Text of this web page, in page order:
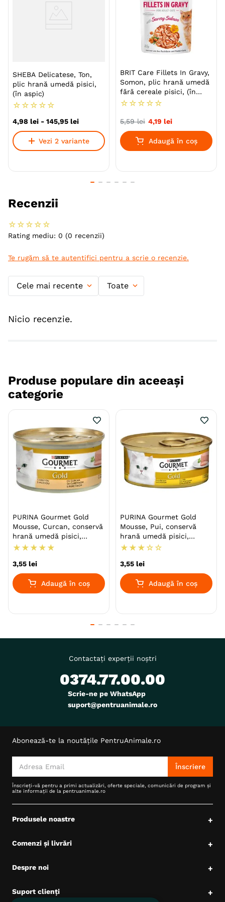
Aroma Pui Vita
Metoda de preparare Bucati De Carne
Ambalaj Plic
Producator Mars
SHEBA Delicatese, Ton,
plic hrană umedă pisici,
(în aspic)
☆ ☆ ☆ ☆ ☆
4,98 lei - 145,95 lei
Vezi 2 variante
BRIT Care Fillets In Gravy,
Somon, plic hrană umedă
fără cereale pisici, (în
sos), 85g
☆ ☆ ☆ ☆ ☆
5,59 lei 4,19 lei
Adaugă în coș
Recenzii
☆ ☆ ☆ ☆ ☆
Rating mediu: 0 (0 recenzii)
Te rugăm să te autentifici pentru a scrie o recenzie.
Cele mai recente Toate
Nicio recenzie.
Produse populare din aceeași
categorie
PURINA Gourmet Gold
Mousse, Curcan, conservă
hrană umedă pisici,
(pate), 85g
★ ★ ★ ★ ★
3,55 lei
Adaugă în coș
PURINA Gourmet Gold
Mousse, Pui, conservă
hrană umedă pisici,
(pate), 85g
★ ★ ★ ☆ ☆
3,55 lei
Adaugă în coș
Contactați experții noștri
0374.77.00.00
Scrie-ne pe WhatsApp
suport@pentruanimale.ro
Abonează-te la noutățile PentruAnimale.ro
Înscriere
Înscrieți-vă pentru a primi actualizări, oferte speciale, comunicări de program și
alte informații de la pentruanimale.ro
Produsele noastre +
Comenzi și livrări +
Despre noi +
Suport clienți +